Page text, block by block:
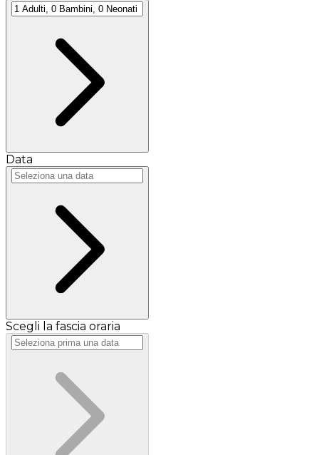
Data
Scegli la fascia oraria